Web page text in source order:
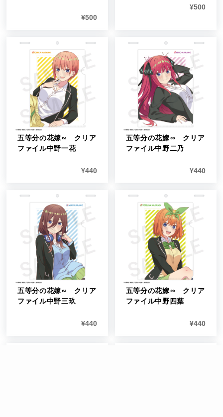
¥500
¥500
五等分の花嫁∽ クリア
ファイル中野一花
¥440
五等分の花嫁∽ クリア
ファイル中野二乃
¥440
五等分の花嫁∽ クリア
ファイル中野三玖
¥440
五等分の花嫁∽ クリア
ファイル中野四葉
¥440